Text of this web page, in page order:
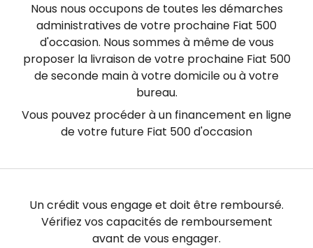
Nous nous occupons de toutes les démarches
administratives de votre prochaine Fiat 500
d'occasion. Nous sommes à même de vous
proposer la livraison de votre prochaine Fiat 500
de seconde main à votre domicile ou à votre
bureau.
Vous pouvez procéder à un financement en ligne
de votre future Fiat 500 d'occasion
Un crédit vous engage et doit être remboursé.
Vérifiez vos capacités de remboursement
avant de vous engager.